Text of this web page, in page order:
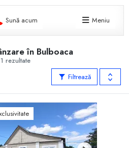
Sună acum Meniu
1 rezultate
în Bulboaca
Filtrează